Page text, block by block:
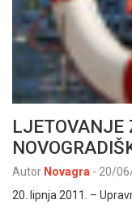
LJETOVANJE
Autor Novagra - 20/
20. lipnja 2011. –